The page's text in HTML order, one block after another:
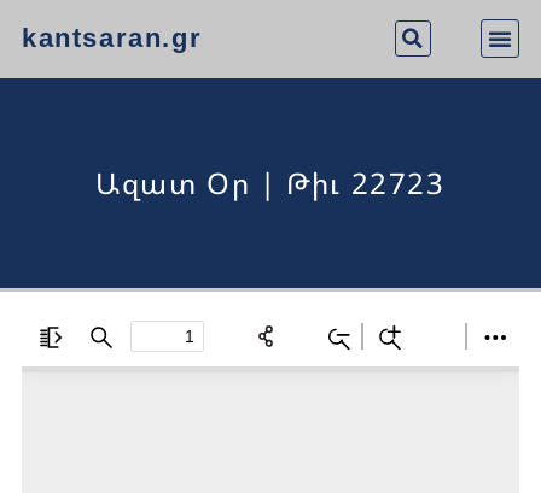
kantsaran.gr
Ազատ Օր | Թիւ 22723